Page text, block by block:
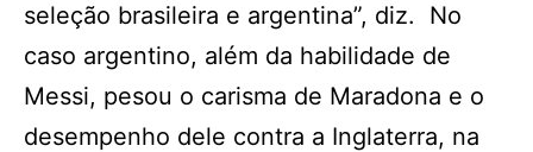
seleção brasileira e argentina”, diz. No
caso argentino, além da habilidade de
Messi, pesou o carisma de Maradona e o
desempenho dele contra a Inglaterra, na